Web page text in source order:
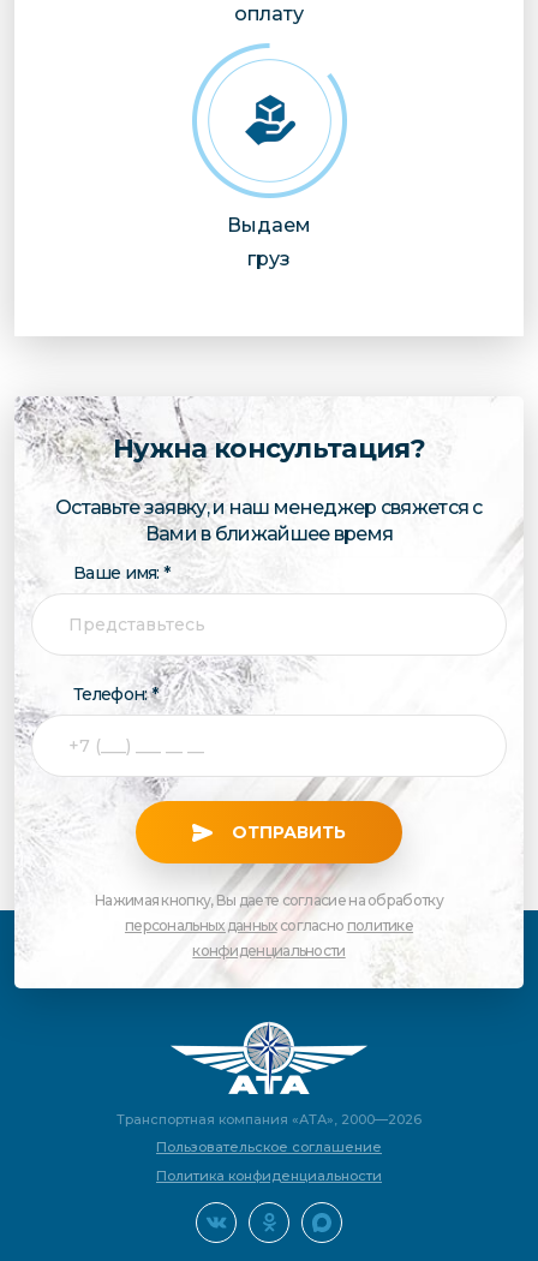
оплату
Выдаем
груз
Нужна консультация?
Оставьте заявку, и наш менеджер свяжется с
Вами в ближайшее время
Ваше имя: *
Телефон: *
ОТПРАВИТЬ
Нажимая кнопку, Вы даете согласие на обработку
персональных данныхсогласно политике
конфиденциальности
Транспортная компания «АТА», 2000—2026
Пользовательское соглашение
Политика конфиденциальности